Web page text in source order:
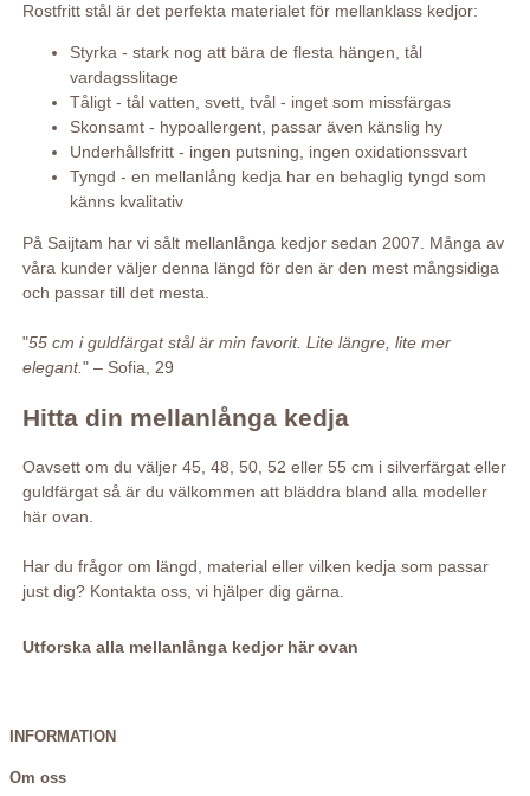
Rostfritt stål är det perfekta materialet för mellanklass kedjor:
Styrka - stark nog att bära de flesta hängen, tål
vardagsslitage
Tåligt - tål vatten, svett, tvål - inget som missfärgas
Skonsamt - hypoallergent, passar även känslig hy
Underhållsfritt - ingen putsning, ingen oxidationssvart
Tyngd - en mellanlång kedja har en behaglig tyngd som
känns kvalitativ
På Saijtam har vi sålt mellanlånga kedjor sedan 2007. Många av
våra kunder väljer denna längd för den är den mest mångsidiga
och passar till det mesta.
"55 cm i guldfärgat stål är min favorit. Lite längre, lite mer
elegant." – Sofia, 29
Hitta din mellanlånga kedja
Oavsett om du väljer 45, 48, 50, 52 eller 55 cm i silverfärgat eller
guldfärgat så är du välkommen att bläddra bland alla modeller
här ovan.
Har du frågor om längd, material eller vilken kedja som passar
just dig? Kontakta oss, vi hjälper dig gärna.
Utforska alla mellanlånga kedjor här ovan
INFORMATION
Om oss